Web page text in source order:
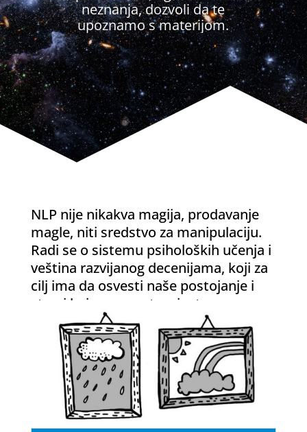
neznanja, dozvoli da te
upoznamo s materijom.
NLP nije nikakva magija, prodavanje
magle, niti sredstvo za manipulaciju.
Radi se o sistemu psiholoških učenja i
veština razvijanog decenijama, koji za
cilj ima da osvesti naše postojanje i
stvari koje nas sputavaju, te pomogne
da steknemo jasnu viziju ko smo
zaista i šta treba da postignemo.